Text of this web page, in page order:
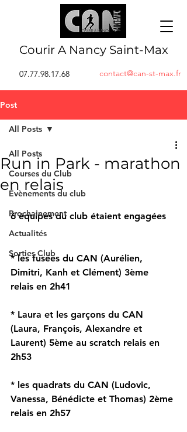
Courir A Nancy Saint-Max
07.77.98.17.68 contact@can-st-max.fr
Post
All Posts
Courses du Club
Évènements du club
Prochainement
Actualités
Sorties Club
All Posts
Run in Park - marathon
en relais
6 équipes du club étaient engagées
* les fusées du CAN (Aurélien,
Dimitri, Kanh et Clément) 3ème
relais en 2h41
* Laura et les garçons du CAN
(Laura, François, Alexandre et
Laurent) 5ème au scratch relais en
2h53
* les quadrats du CAN (Ludovic,
Vanessa, Bénédicte et Thomas) 2ème
relais en 2h57